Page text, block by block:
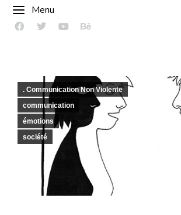
Menu
. Communication Non Violente
communication
émotions
société